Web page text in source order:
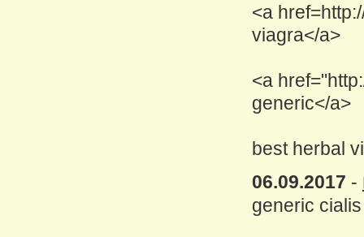
<a
viagra</a>
<a
generic</a>
best herbal
06.09.2017 -
generic